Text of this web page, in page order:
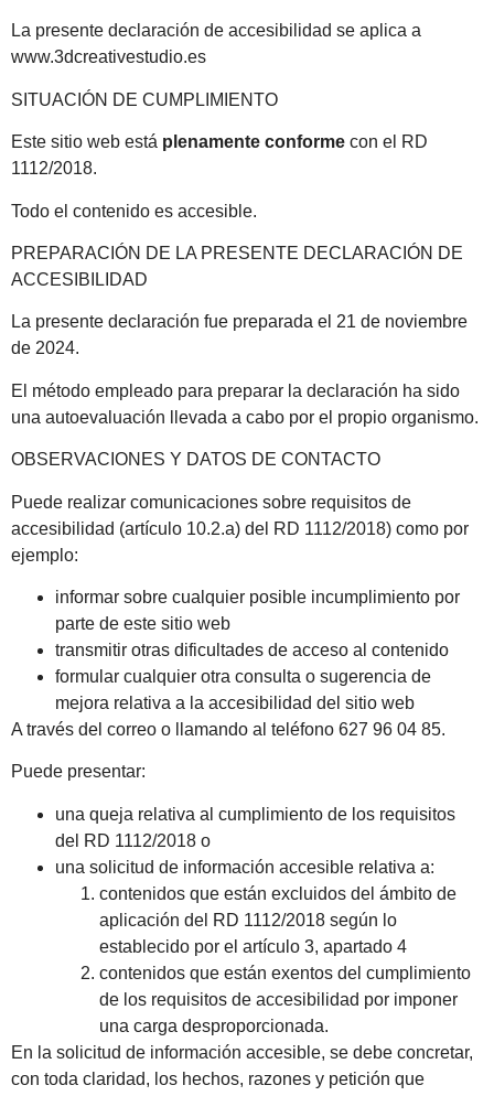
La presente declaración de accesibilidad se aplica a
www.3dcreativestudio.es
SITUACIÓN DE CUMPLIMIENTO
Este sitio web está plenamente conforme con el RD
1112/2018.
Todo el contenido es accesible.
PREPARACIÓN DE LA PRESENTE DECLARACIÓN DE
ACCESIBILIDAD
La presente declaración fue preparada el 21 de noviembre
de 2024.
El método empleado para preparar la declaración ha sido
una autoevaluación llevada a cabo por el propio organismo.
OBSERVACIONES Y DATOS DE CONTACTO
Puede realizar comunicaciones sobre requisitos de
accesibilidad (artículo 10.2.a) del RD 1112/2018) como por
ejemplo:
informar sobre cualquier posible incumplimiento por
parte de este sitio web
transmitir otras dificultades de acceso al contenido
formular cualquier otra consulta o sugerencia de
mejora relativa a la accesibilidad del sitio web
A través del correo o llamando al teléfono 627 96 04 85.
Puede presentar:
una queja relativa al cumplimiento de los requisitos
del RD 1112/2018 o
una solicitud de información accesible relativa a:
contenidos que están excluidos del ámbito de
aplicación del RD 1112/2018 según lo
establecido por el artículo 3, apartado 4
contenidos que están exentos del cumplimiento
de los requisitos de accesibilidad por imponer
una carga desproporcionada.
En la solicitud de información accesible, se debe concretar,
con toda claridad, los hechos, razones y petición que